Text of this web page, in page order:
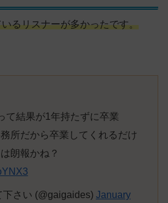
るリスナーが多かったです。
て結果が1年持たずに卒業
所だから卒業してくれるだけ
朗報かね？
さい (@gaigaides) January